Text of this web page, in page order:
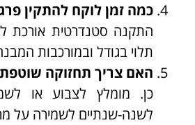
כמה זמן לוקח להתקין
התקנה סטנדרטית אורכת
תלוי בגודל ובמורכבות
האם צריך תחזוקה
כן. מומלץ לצבוע או
לשנה-שנתיים לשמירה על